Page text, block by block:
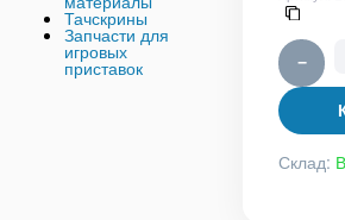
Тачскрины
Запчасти для
игровых
приставок −
Склад: